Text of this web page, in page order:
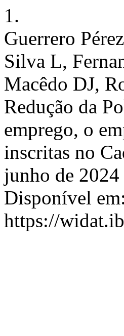
1.
Guerrero
Silva L,
Macêdo DJ,
Redução da
emprego, o
inscritas no
junho de
Disponível em:
https://